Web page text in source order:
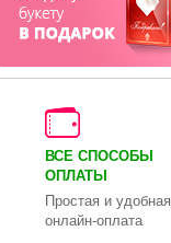
ВСЕ СПОСОБЫ
ОПЛАТЫ
Простая и удобная
онлайн-оплата